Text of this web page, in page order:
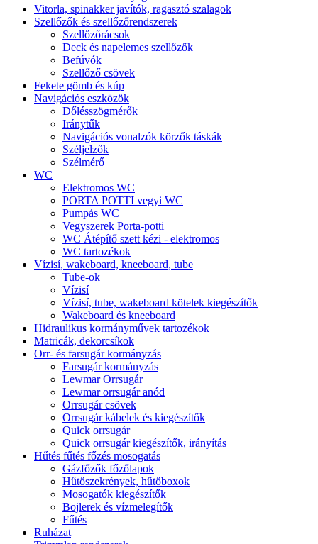
Vitorla, spinakker javítók, ragasztó szalagok
Szellőzők és szellőzőrendszerek
Szellőzőrácsok
Deck és napelemes szellőzők
Befúvók
Szellőző csövek
Fekete gömb és kúp
Navigációs eszközök
Dőlésszögmérők
Iránytűk
Navigációs vonalzók körzők táskák
Széljelzők
Szélmérő
WC
Elektromos WC
PORTA POTTI vegyi WC
Pumpás WC
Vegyszerek Porta-potti
WC Átépítő szett kézi - elektromos
WC tartozékok
Vízisí, wakeboard, kneeboard, tube
Tube-ok
Vízisí
Vízisí, tube, wakeboard kötelek kiegészítők
Wakeboard és kneeboard
Hidraulikus kormányművek tartozékok
Matricák, dekorcsíkok
Orr- és farsugár kormányzás
Farsugár kormányzás
Lewmar Orrsugár
Lewmar orrsugár anód
Orrsugár csövek
Orrsugár kábelek és kiegészítők
Quick orrsugár
Quick orrsugár kiegészítők, irányítás
Hűtés fűtés főzés mosogatás
Gázfőzők főzőlapok
Hűtőszekrények, hűtőboxok
Mosogatók kiegészítők
Bojlerek és vízmelegítők
Fűtés
Ruházat